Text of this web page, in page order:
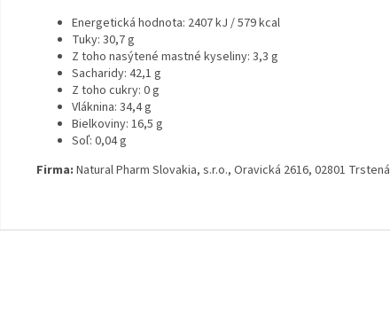
Energetická hodnota: 2407 kJ / 579 kcal
Tuky: 30,7 g
Z toho nasýtené mastné kyseliny: 3,3 g
Sacharidy: 42,1 g
Z toho cukry: 0 g
Vláknina: 34,4 g
Bielkoviny: 16,5 g
Soľ: 0,04 g
Firma: Natural Pharm Slovakia, s.r.o., Oravická 2616, 02801 Trstená